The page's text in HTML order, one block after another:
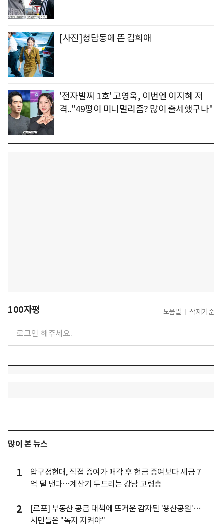
[사진]청담동에 뜬 김희애
'전자발찌 1호' 고영욱, 이번엔 이지혜 저
격.."49평이 미니멀리즘? 많이 출세했구나"
100자평 도움말 삭제기준
많이 본 뉴스
1
압구정현대, 직접 증여가 매각 후 현금 증여보다 세금 7
억 덜 낸다…계산기 두드리는 강남 고령층
2
[르포] 부동산 공급 대책에 뜨거운 감자된 '용산공원'…
시민들은 "녹지 지켜야"